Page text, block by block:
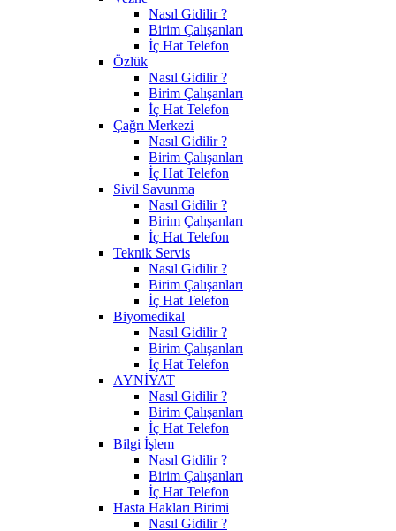
Nasıl Gidilir ?
Birim Çalışanları
İç Hat Telefon
Özlük
Nasıl Gidilir ?
Birim Çalışanları
İç Hat Telefon
Çağrı Merkezi
Nasıl Gidilir ?
Birim Çalışanları
İç Hat Telefon
Sivil Savunma
Nasıl Gidilir ?
Birim Çalışanları
İç Hat Telefon
Teknik Servis
Nasıl Gidilir ?
Birim Çalışanları
İç Hat Telefon
Biyomedikal
Nasıl Gidilir ?
Birim Çalışanları
İç Hat Telefon
AYNİYAT
Nasıl Gidilir ?
Birim Çalışanları
İç Hat Telefon
Bilgi İşlem
Nasıl Gidilir ?
Birim Çalışanları
İç Hat Telefon
Hasta Hakları Birimi
Nasıl Gidilir ?